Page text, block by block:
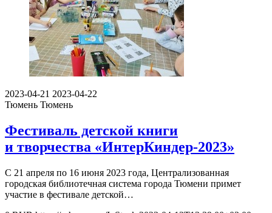
2023-04-21 2023-04-22
Тюмень Тюмень
Фестиваль детской книги
и творчества «ИнтерКиндер-2023»
С 21 апреля по 16 июня 2023 года, Централизованная
городская библиотечная система города Тюмени примет
участие в фестивале детской…